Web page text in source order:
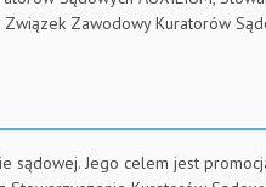
Związek Zawodowy Kuratorów
sądowej. Jego celem jest